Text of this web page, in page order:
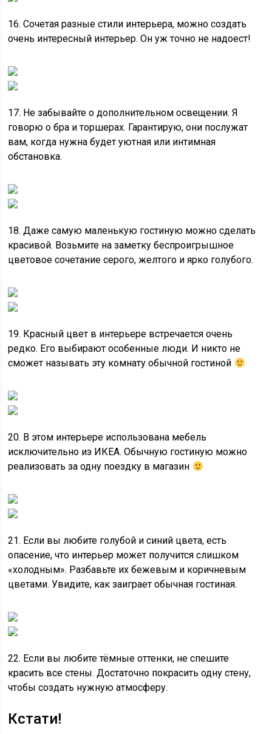
16. Сочетая разные стили интерьера, можно создать
очень интересный интерьер. Он уж точно не надоест!
17. Не забывайте о дополнительном освещении. Я
говорю о бра и торшерах. Гарантирую, они послужат
вам, когда нужна будет уютная или интимная
обстановка.
18. Даже самую маленькую гостиную можно сделать
красивой. Возьмите на заметку беспроигрышное
цветовое сочетание серого, желтого и ярко голубого.
19. Красный цвет в интерьере встречается очень
редко. Его выбирают особенные люди. И никто не
сможет называть эту комнату обычной гостиной
20. В этом интерьере использована мебель
исключительно из ИКЕА. Обычную гостиную можно
реализовать за одну поездку в магазин
21. Если вы любите голубой и синий цвета, есть
опасение, что интерьер может получится слишком
«холодным». Разбавьте их бежевым и коричневым
цветами. Увидите, как заиграет обычная гостиная.
22. Если вы любите тёмные оттенки, не спешите
красить все стены. Достаточно покрасить одну стену,
чтобы создать нужную атмосферу.
Кстати!